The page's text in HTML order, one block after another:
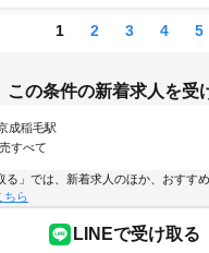
1 2 3 4 5
この条件の新着求人を受
成稲毛駅
すべて
る」では、新着求人のほか、おすす
ちら
LINEで受け取る